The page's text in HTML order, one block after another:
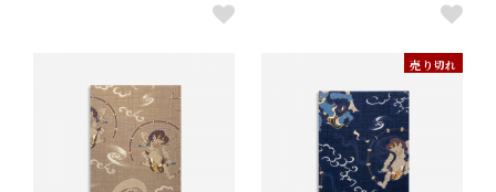
売り切れ